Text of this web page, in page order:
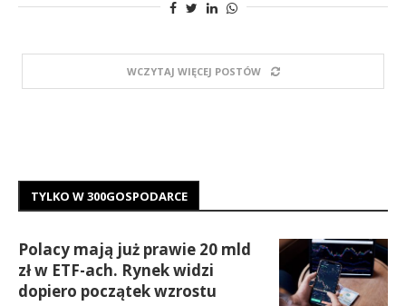
WCZYTAJ WIĘCEJ POSTÓW
TYLKO W 300GOSPODARCE
Polacy mają już prawie 20 mld
zł w ETF-ach. Rynek widzi
dopiero początek wzrostu